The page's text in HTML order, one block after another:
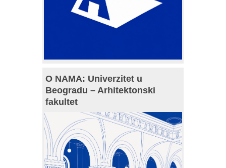
O NAMA: Univerzitet u
Beogradu – Arhitektonski
fakultet